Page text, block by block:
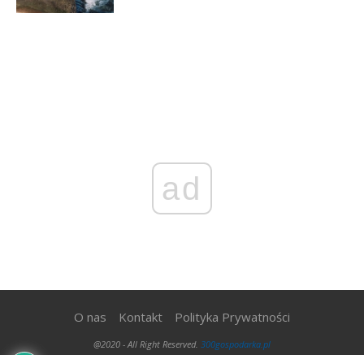
ad
O nas Kontakt Polityka Prywatności
@2020 - All Right Reserved. 300gospodarka.pl